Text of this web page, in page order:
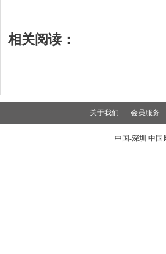
相关阅读：
关于我们 会员服务
中国-深圳 中